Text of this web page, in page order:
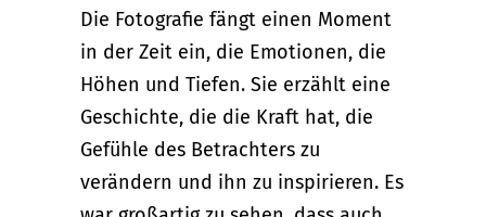
Die Fotografie fängt einen Moment
in der Zeit ein, die Emotionen, die
Höhen und Tiefen. Sie erzählt eine
Geschichte, die die Kraft hat, die
Gefühle des Betrachters zu
verändern und ihn zu inspirieren. Es